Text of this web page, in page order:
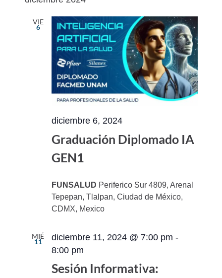
de
vistas
de
Eventos
de
Evento
fecha.
VIE
6
diciembre 6, 2024
Graduación Diplomado IA
GEN1
FUNSALUD Periferico Sur 4809, Arenal
Tepepan, Tlalpan, Ciudad de México,
CDMX, Mexico
MIÉ
11 diciembre 11, 2024 @ 7:00 pm -
8:00 pm
Sesión Informativa: